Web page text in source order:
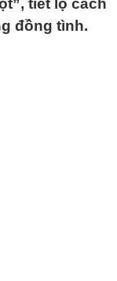
tiết lộ cách
đồng tình.